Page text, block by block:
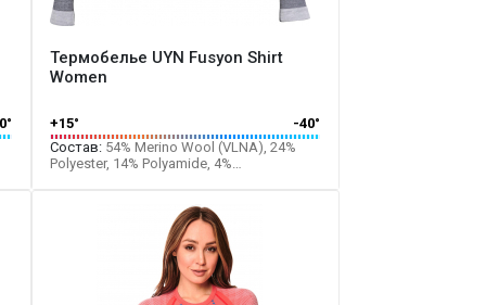
Термобелье UYN Fusyon Shirt
Women
+15°
-40°
Состав:54% Merino Wool (VLNA), 24%
Polyester, 14% Polyamide, 4%